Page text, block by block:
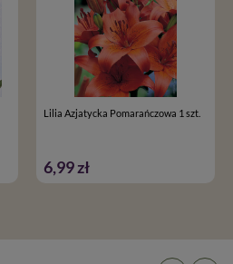
Lilia Azjatycka Pomarańczowa 1 szt.
6,99 zł